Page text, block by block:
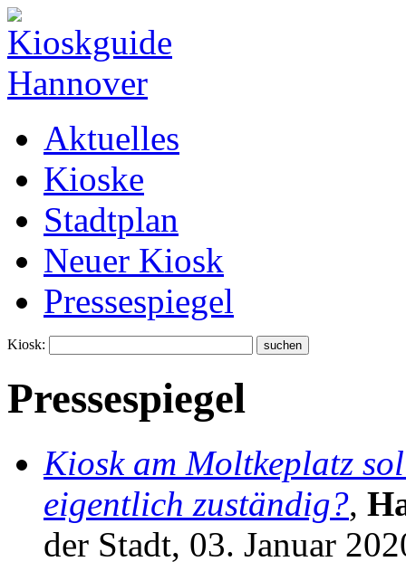
Aktuelles
Kioske
Stadtplan
Neuer Kiosk
Pressespiegel
Kiosk:
Pressespiegel
Kiosk am Moltkeplatz
eigentlich zuständig?,
der Stadt, 03. Januar